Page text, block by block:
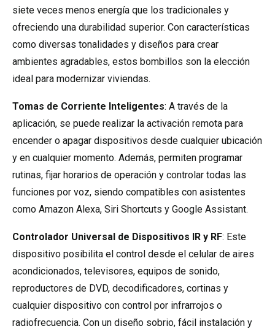
siete veces menos energía que los tradicionales y
ofreciendo una durabilidad superior. Con características
como diversas tonalidades y diseños para crear
ambientes agradables, estos bombillos son la elección
ideal para modernizar viviendas.
Tomas de Corriente Inteligentes: A través de la
aplicación, se puede realizar la activación remota para
encender o apagar dispositivos desde cualquier ubicación
y en cualquier momento. Además, permiten programar
rutinas, fijar horarios de operación y controlar todas las
funciones por voz, siendo compatibles con asistentes
como Amazon Alexa, Siri Shortcuts y Google Assistant.
Controlador Universal de Dispositivos IR y RF: Este
dispositivo posibilita el control desde el celular de aires
acondicionados, televisores, equipos de sonido,
reproductores de DVD, decodificadores, cortinas y
cualquier dispositivo con control por infrarrojos o
radiofrecuencia. Con un diseño sobrio, fácil instalación y